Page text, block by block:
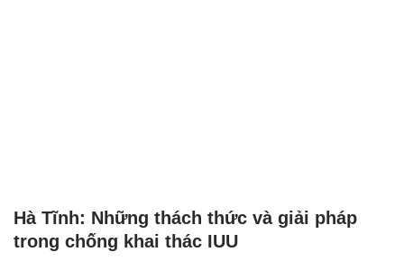
Hà Tĩnh: Những thách thức và giải pháp
trong chống khai thác IUU